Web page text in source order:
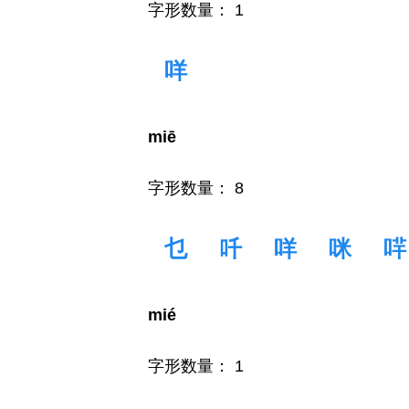
字形数量： 1
咩
miē
字形数量： 8
乜 吀 咩 咪 哶
mié
字形数量： 1